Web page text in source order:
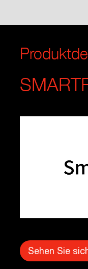
Sehen Sie